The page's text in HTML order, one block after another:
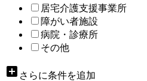
居宅介護支援事業所
障がい者施設
病院・診療所
その他
add_box さらに条件を追加